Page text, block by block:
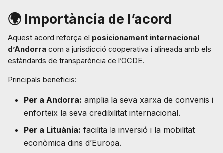
🌍 Importància de l’acord
Aquest acord reforça el posicionament internacional
d’Andorra com a jurisdicció cooperativa i alineada amb els
estàndards de transparència de l’OCDE.
Principals beneficis:
Per a Andorra: amplia la seva xarxa de convenis i
enforteix la seva credibilitat internacional.
Per a Lituània: facilita la inversió i la mobilitat
econòmica dins d’Europa.